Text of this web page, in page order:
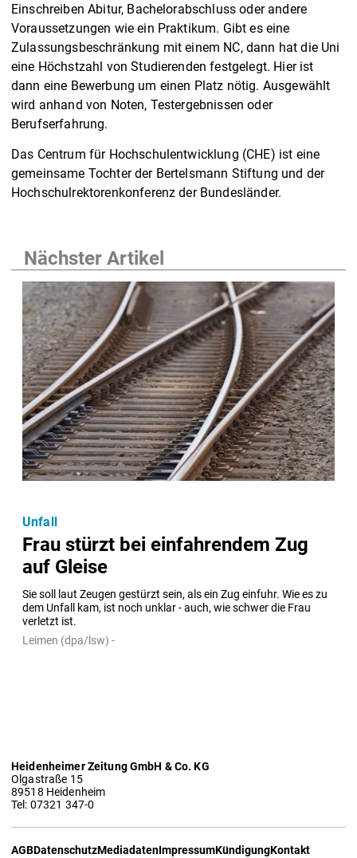
Einschreiben Abitur, Bachelorabschluss oder andere
Voraussetzungen wie ein Praktikum. Gibt es eine
Zulassungsbeschränkung mit einem NC, dann hat die Uni
eine Höchstzahl von Studierenden festgelegt. Hier ist
dann eine Bewerbung um einen Platz nötig. Ausgewählt
wird anhand von Noten, Testergebnissen oder
Berufserfahrung.
Das Centrum für Hochschulentwicklung (CHE) ist eine
gemeinsame Tochter der Bertelsmann Stiftung und der
Hochschulrektorenkonferenz der Bundesländer.
Nächster Artikel
Frau stürzt bei einfahrendem Zug
auf Gleise
Sie soll laut Zeugen gestürzt sein, als ein Zug einfuhr. Wie es zu
dem Unfall kam, ist noch unklar - auch, wie schwer die Frau
verletzt ist.
Unfall
Leimen (dpa/lsw) -
Heidenheimer Zeitung GmbH & Co. KG
Olgastraße 15
89518 Heidenheim
Tel: 07321 347-0
AGBDatenschutzMediadatenImpressumKündigungKontakt